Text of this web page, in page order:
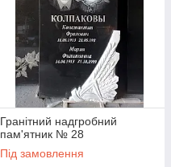
Гранітний надгробний
пам'ятник № 28
Під замовлення